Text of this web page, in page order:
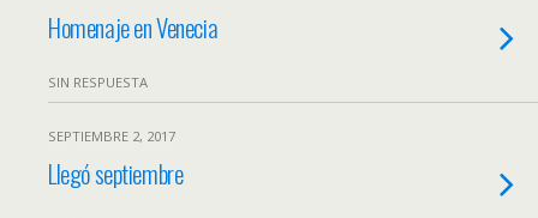
Homenaje en Venecia
SIN RESPUESTA
SEPTIEMBRE 2, 2017
Llegó septiembre